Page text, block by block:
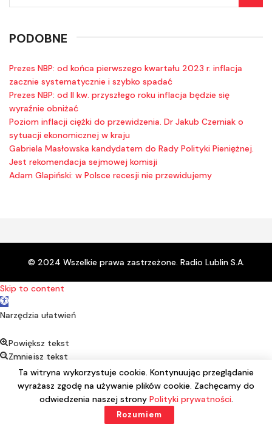
PODOBNE
Prezes NBP: od końca pierwszego kwartału 2023 r. inflacja
zacznie systematycznie i szybko spadać
Prezes NBP: od II kw. przyszłego roku inflacja będzie się
wyraźnie obniżać
Poziom inflacji ciężki do przewidzenia. Dr Jakub Czerniak o
sytuacji ekonomicznej w kraju
Gabriela Masłowska kandydatem do Rady Polityki Pieniężnej.
Jest rekomendacja sejmowej komisji
Adam Glapiński: w Polsce recesji nie przewidujemy
© 2024 Wszelkie prawa zastrzeżone. Radio Lublin S.A.
Ta witryna wykorzystuje cookie. Kontynuując przeglądanie
wyrażasz zgodę na używanie plików cookie. Zachęcamy do
odwiedzenia naszej strony Polityki prywatności.
Rozumiem
Skip to content
Open toolbar
Narzędzia ułatwień
Powiększ tekst
Zmniejsz tekst
Kontrast
Negatyw
Podkreśl linki